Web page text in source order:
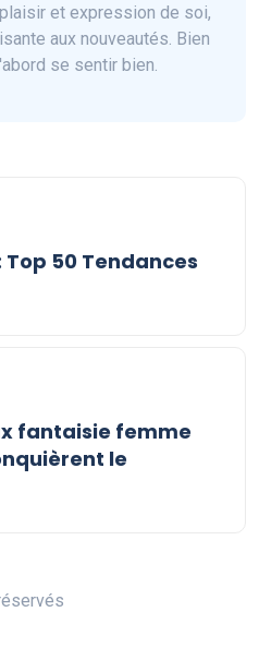
et expression de soi,
aux nouveautés. Bien
se sentir bien.
50 Tendances
fantaisie femme
le